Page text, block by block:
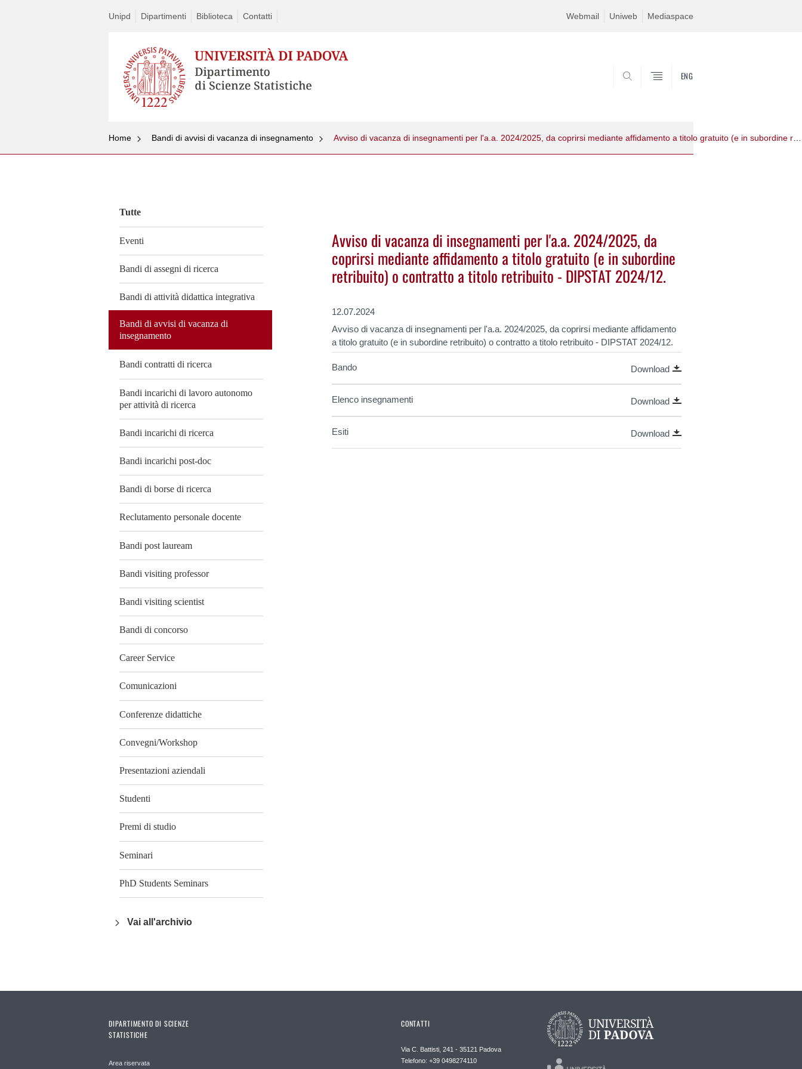
Unipd Dipartimenti Biblioteca Contatti Webmail Uniweb Mediaspace
ENG
Home Bandi di avvisi di vacanza di insegnamento Avviso di vacanza di insegnamenti per l'a.a. 2024/2025, da coprirsi mediante affidamento a titolo gratuito (e in subordine retribuito) o contratto a titolo retribuito - DIPSTAT 2024/12.
Tutte
Eventi
Bandi di assegni di ricerca
Bandi di attività didattica integrativa
Bandi di avvisi di vacanza di
insegnamento
Bandi contratti di ricerca
Bandi incarichi di lavoro autonomo
per attività di ricerca
Bandi incarichi di ricerca
Bandi incarichi post-doc
Bandi di borse di ricerca
Reclutamento personale docente
Bandi post lauream
Bandi visiting professor
Bandi visiting scientist
Bandi di concorso
Career Service
Comunicazioni
Conferenze didattiche
Convegni/Workshop
Presentazioni aziendali
Studenti
Premi di studio
Seminari
PhD Students Seminars
Vai all'archivio
Avviso di vacanza di insegnamenti per l'a.a. 2024/2025, da
coprirsi mediante affidamento a titolo gratuito (e in subordine
retribuito) o contratto a titolo retribuito - DIPSTAT 2024/12.
12.07.2024
Avviso di vacanza di insegnamenti per l'a.a. 2024/2025, da coprirsi mediante affidamento
a titolo gratuito (e in subordine retribuito) o contratto a titolo retribuito - DIPSTAT 2024/12.
Bando Download
Elenco insegnamenti Download
Esiti Download
DIPARTIMENTO DI SCIENZE
STATISTICHE
Area riservata
CONTATTI
Via C. Battisti, 241 - 35121 Padova
Telefono: +39 0498274110